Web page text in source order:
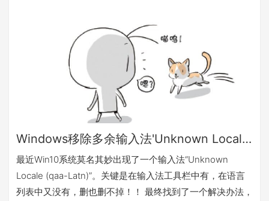
要稳，要轻，慢慢来。洞钻好之后，然…
Windows移除多余输入法'Unknown Locale (qaa-Latn)'
最近Win10系统莫名其妙出现了一个输入法“Unknown
Locale (qaa-Latn)”。关键是在输入法工具栏中有，在语言
列表中又没有，删也删不掉！！ 最终找到了一个解决办法，